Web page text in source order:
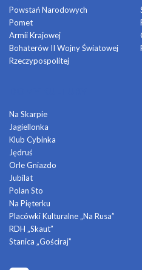
Powstań Narodowych
Pomet
Armii Krajowej
Bohaterów II Wojny Światowej
Rzeczypospolitej
Na Skarpie
Jagiellonka
Klub Cybinka
Jędruś
Orle Gniazdo
Jubilat
Polan Sto
Na Pięterku
Placówki Kulturalne „Na Rusa”
RDH „Skaut”
Stanica „Gościraj”